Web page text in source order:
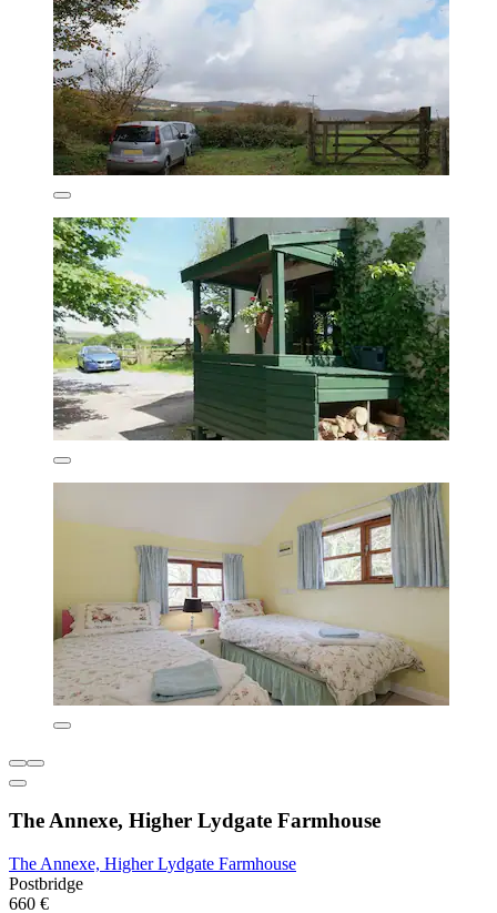
The Annexe, Higher Lydgate Farmhouse
The Annexe, Higher Lydgate Farmhouse
Postbridge
660 €